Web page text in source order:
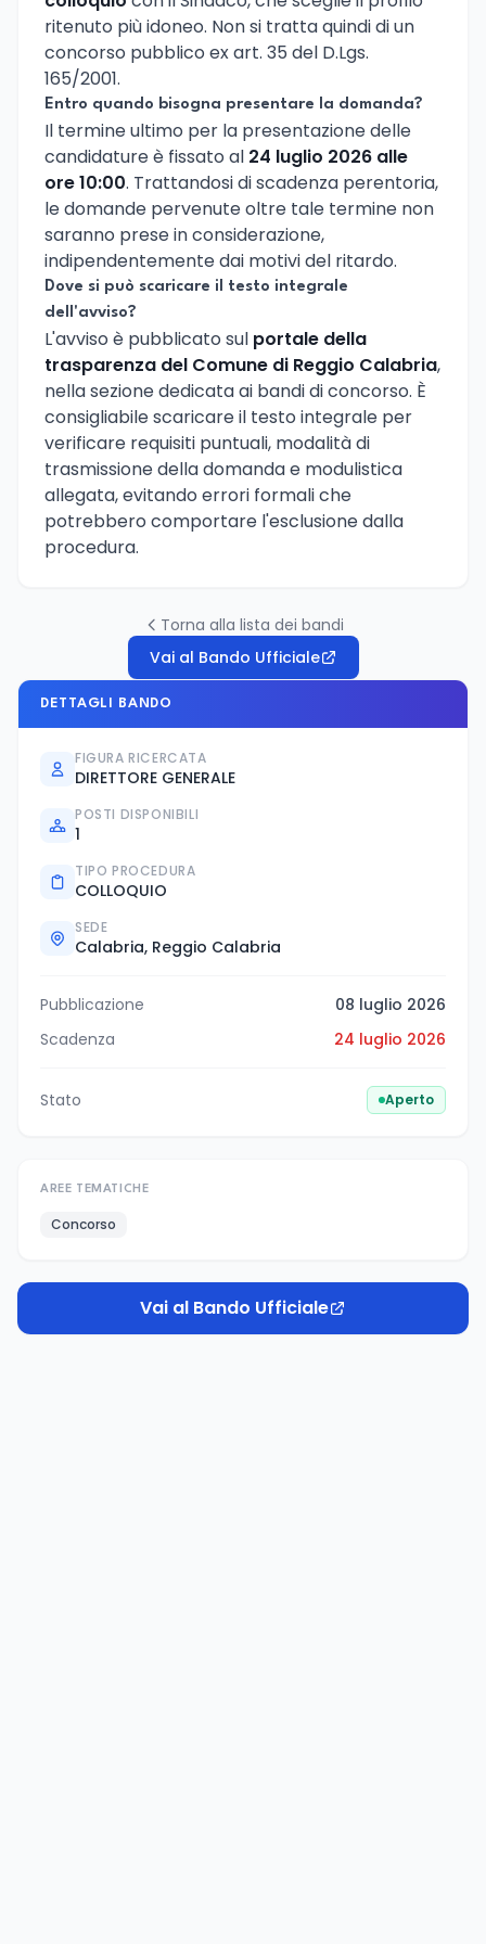
ritenuto più idoneo. Non si tratta quindi di un
concorso pubblico ex art. 35 del D.Lgs.
165/2001.
Entro quando bisogna presentare la domanda?
Il termine ultimo per la presentazione delle
candidature è fissato al 24 luglio 2026 alle
ore 10:00. Trattandosi di scadenza perentoria,
le domande pervenute oltre tale termine non
saranno prese in considerazione,
indipendentemente dai motivi del ritardo.
Dove si può scaricare il testo integrale
dell'avviso?
L'avviso è pubblicato sul portale della
trasparenza del Comune di Reggio Calabria,
nella sezione dedicata ai bandi di concorso. È
consigliabile scaricare il testo integrale per
verificare requisiti puntuali, modalità di
trasmissione della domanda e modulistica
allegata, evitando errori formali che
potrebbero comportare l'esclusione dalla
procedura.
Torna alla lista dei bandi
Vai al Bando Ufficiale
DETTAGLI BANDO
FIGURA RICERCATA
DIRETTORE GENERALE
POSTI DISPONIBILI
1
TIPO PROCEDURA
COLLOQUIO
SEDE
Calabria, Reggio Calabria
Pubblicazione
08 luglio 2026
Scadenza
24 luglio 2026
Stato Aperto
AREE TEMATICHE
Concorso
Vai al Bando Ufficiale